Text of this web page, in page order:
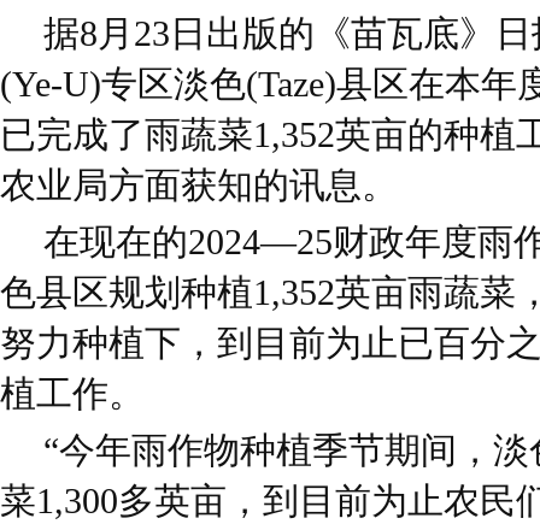
据8月23日出版的《苗瓦底》
(Ye-U)专区淡色(Taze)县区在本
已完成了雨蔬菜1,352英亩的种植
农业局方面获知的讯息。
在现在的2024—25财政年度雨
色县区规划种植1,352英亩雨蔬菜
努力种植下，到目前为止已百分
植工作。
“今年雨作物种植季节期间，
菜1,300多英亩，到目前为止农民